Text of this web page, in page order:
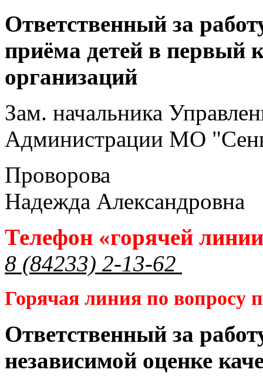
Ответственный за
приёма детей в первый
организаций
Зам. начальника
Администрации МО
Проворова
Надежда Александровна
Телефон «горячей
8 (84233) 2-13-62
Горячая линия по вопросу
Ответственный за
независимой оценке